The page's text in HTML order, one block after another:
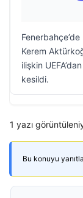
Kerem
ilişkin
kesildi.
1 yazı
Bu konuyu